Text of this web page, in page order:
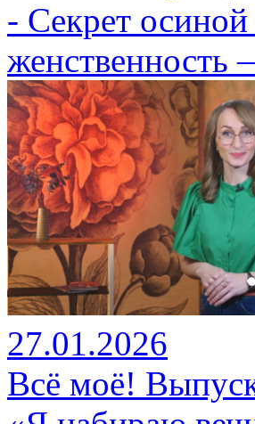
- Секрет
женственность
27.01.2026
Всё моё!